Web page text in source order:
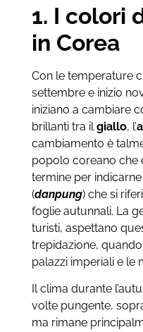
1. I colori
in Corea
Con le temperature
settembre e inizio
iniziano a cambiare
brillanti tra ilgiallo, l’
cambiamento è
popolo coreano che
termine per
(danpung) che si
foglie autunnali. La
turisti, aspettano
trepidazione,
palazzi imperiali e le
Il clima durante
volte pungente,
ma rimane